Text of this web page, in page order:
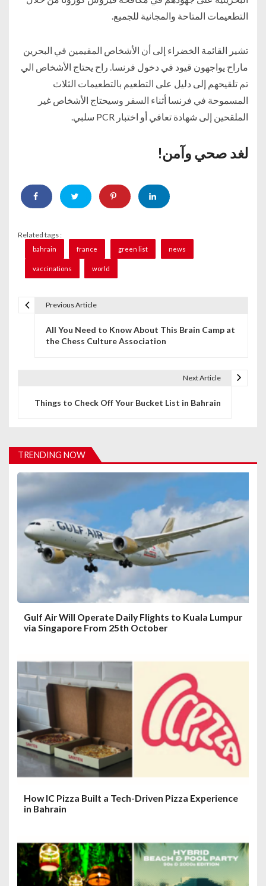
التطعيمات المتاحة والمجانية للجميع.
تشير القائمة الخضراء إلى أن الأشخاص المقيمين في البحرين
ماراح يواجهون قيود في دخول فرنسا. راح يحتاج الأشخاص الي
تم تلقيحهم إلى دليل على التطعيم بالتطعيمات الثلاث
المسموحة في فرنسا أثناء السفر وسيحتاج الأشخاص غير
الملقحين إلى شهادة تعافي أو اختبار PCR سلبي.
لغد صحي وآمن!
Related tags :
bahrain france green list news
vaccinations world
i
a
t
i
Previous Article
All You Need to Know About This Brain Camp at
the Chess Culture Association
Next Article
Things to Check Off Your Bucket List in Bahrain
TRENDING NOW
Gulf Air Will Operate Daily Flights to Kuala Lumpur
via Singapore From 25th October
How IC Pizza Built a Tech-Driven Pizza Experience
in Bahrain